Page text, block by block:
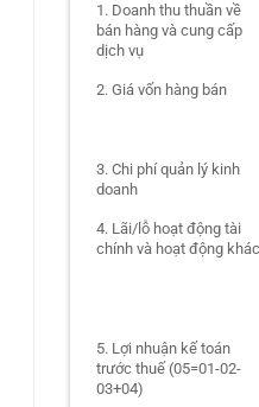
1. Doanh thu thuần về
bán hàng và cung cấp
dịch vụ
2. Giá vốn hàng bán
3. Chi phí quản lý kinh
doanh
4. Lãi/lỗ hoạt động tài
chính và hoạt động khác
5. Lợi nhuận kế toán
trước thuế (05=01-02-
03+04)